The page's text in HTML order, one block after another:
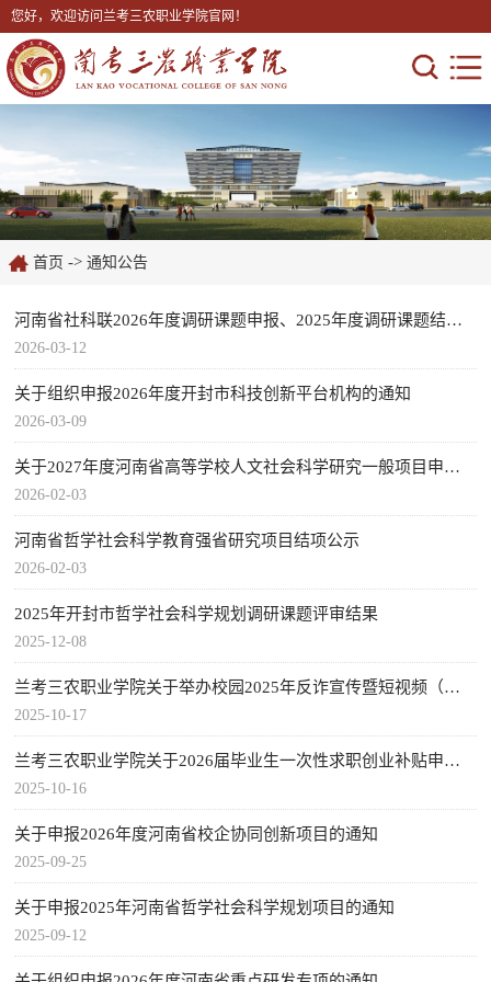
您好，欢迎访问兰考三农职业学院官网！
首页 -> 通知公告
河南省社科联2026年度调研课题申报、2025年度调研课题结项的通知
2026-03-12
关于组织申报2026年度开封市科技创新平台机构的通知
2026-03-09
关于2027年度河南省高等学校人文社会科学研究一般项目申报工作的通知
2026-02-03
河南省哲学社会科学教育强省研究项目结项公示
2026-02-03
2025年开封市哲学社会科学规划调研课题评审结果
2025-12-08
兰考三农职业学院关于举办校园2025年反诈宣传暨短视频（漫画）大赛的通知
2025-10-17
兰考三农职业学院关于2026届毕业生一次性求职创业补贴申请审核通过人员名单公示
2025-10-16
关于申报2026年度河南省校企协同创新项目的通知
2025-09-25
关于申报2025年河南省哲学社会科学规划项目的通知
2025-09-12